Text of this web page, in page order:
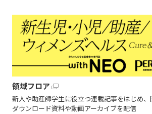
領域フロア
新人や助産師学生に役立つ連載記事をはじめ、
ダウンロード資料や動画アーカイブを配信